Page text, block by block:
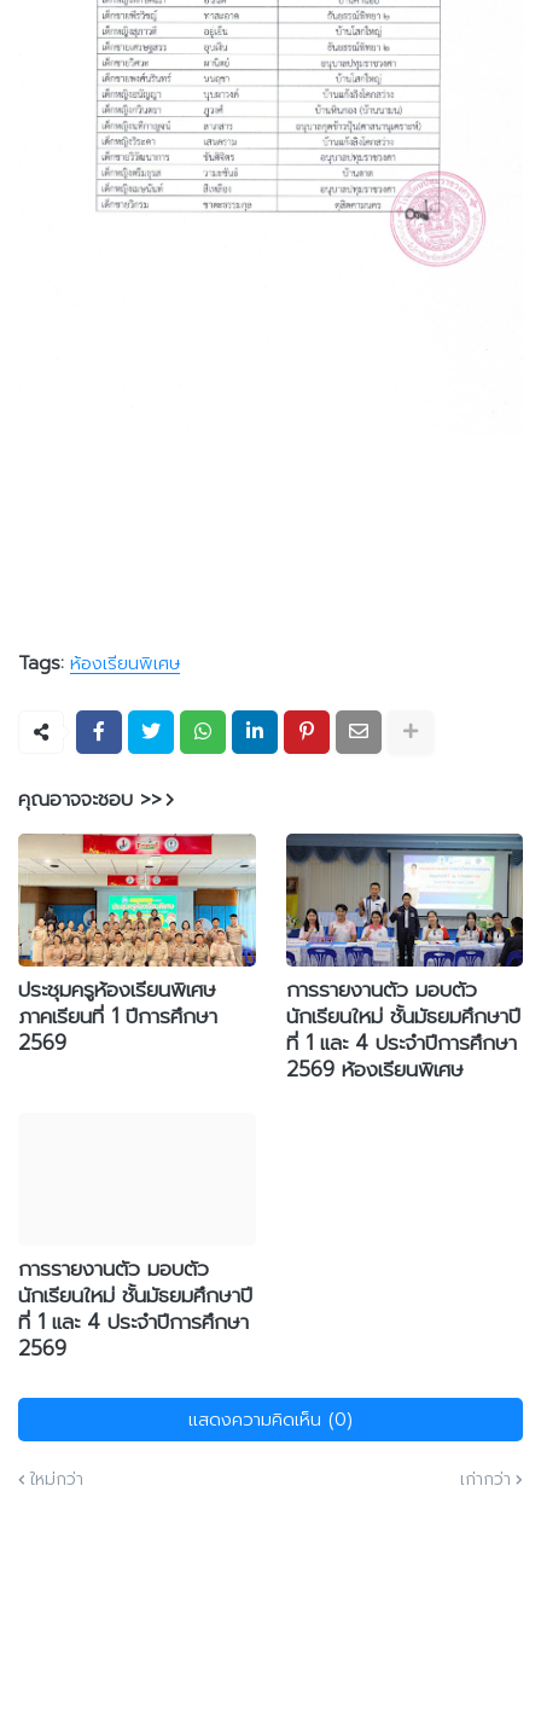
Tags: ห้องเรียนพิเศษ
คุณอาจจะชอบ >>
ประชุมครูห้องเรียนพิเศษ
ภาคเรียนที่ 1 ปีการศึกษา
2569
การรายงานตัว มอบตัว
นักเรียนใหม่ ชั้นมัธยมศึกษาปี
ที่ 1 และ 4 ประจำปีการศึกษา
2569 ห้องเรียนพิเศษ
การรายงานตัว มอบตัว
นักเรียนใหม่ ชั้นมัธยมศึกษาปี
ที่ 1 และ 4 ประจำปีการศึกษา
2569
แสดงความคิดเห็น (0)
ใหม่กว่า เก่ากว่า